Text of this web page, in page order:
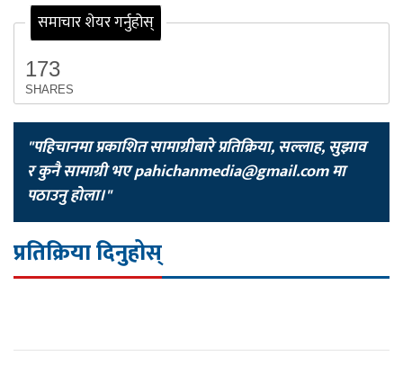
समाचार शेयर गर्नुहोस्
173
SHARES
"पहिचानमा प्रकाशित सामाग्रीबारे प्रतिक्रिया, सल्लाह, सुझाव
र कुनै सामाग्री भएpahichanmedia@gmail.comमा
पठाउनु होला।"
प्रतिक्रिया दिनुहोस्